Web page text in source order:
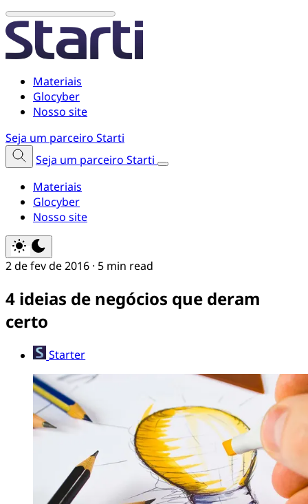
Materiais
Glocyber
Nosso site
Seja um parceiro Starti
Seja um parceiro Starti
Materiais
Glocyber
Nosso site
2 de fev de 2016 · 5 min read
4 ideias de negócios que deram
certo
Starter